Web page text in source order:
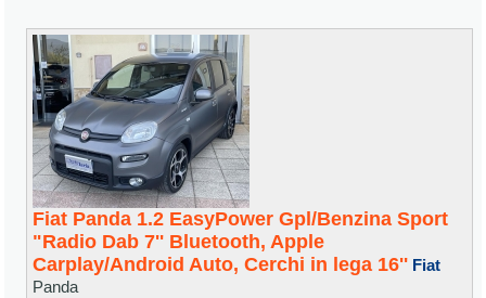
Fiat Panda 1.2 EasyPower Gpl/Benzina Sport
"Radio Dab 7'' Bluetooth, Apple
Carplay/Android Auto, Cerchi in lega 16'' Fiat
Panda